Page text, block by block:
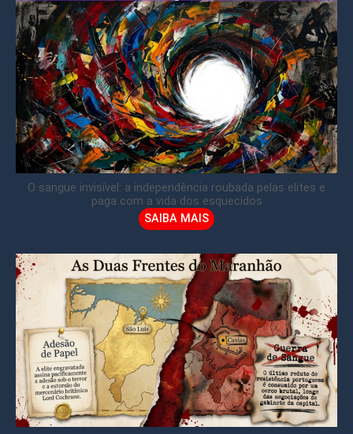
O sangue invisível: a independência roubada pelas elites e
paga com a vida dos esquecidos
SAIBA MAIS